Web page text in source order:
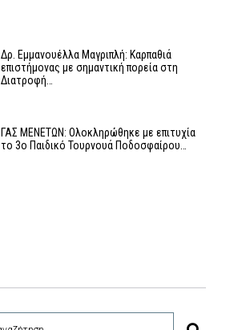
Δρ. Εμμανουέλλα Μαγριπλή: Καρπαθιά
επιστήμονας με σημαντική πορεία στη
Διατροφή…
ΓΑΣ ΜΕΝΕΤΩΝ: Ολοκληρώθηκε με επιτυχία
το 3ο Παιδικό Τουρνουά Ποδοσφαίρου…